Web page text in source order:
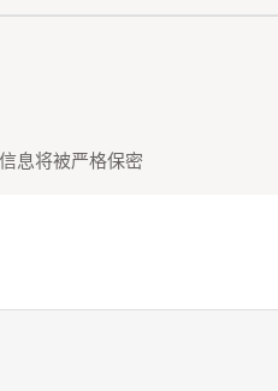
息将被严格保密